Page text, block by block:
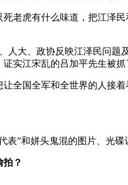
老虎有什么味道，把江泽
人大、政协反映江泽民问
实江宋乱的吕加平先生被抓
全国全军和全世界的人接
”和姘头鬼混的图片、光
拍？